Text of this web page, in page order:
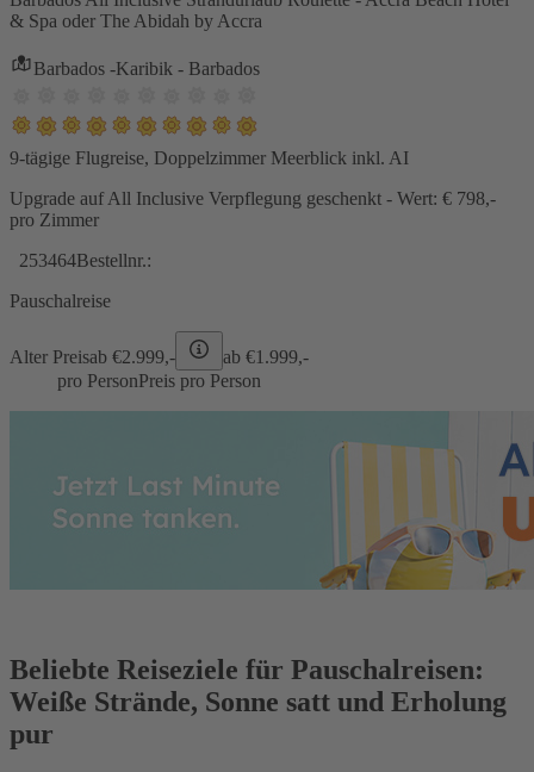
& Spa oder The Abidah by Accra
Barbados -Karibik - Barbados
9-tägige Flugreise, Doppelzimmer Meerblick inkl. AI
Upgrade auf All Inclusive Verpflegung geschenkt - Wert: € 798,-
pro Zimmer
253464Bestellnr.:
Pauschalreise
Alter Preisab €2.999,- ab €1.999,-
pro PersonPreis pro Person
Beliebte Reiseziele für Pauschalreisen:
Weiße Strände, Sonne satt und Erholung
pur